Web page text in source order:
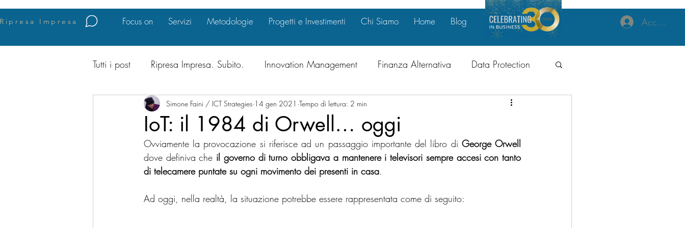
Ripresa Impresa Focus on Servizi Metodologie Progetti e Investimenti Chi Siamo Home Blog Accedi
Tutti i post Ripresa Impresa. Subito. Innovation Management Finanza Alternativa Data Protection
Business Intelligence Legal & Compliance Marketing Strategy
Risk Management Corporate Governance Investimenti Crescita Intelligente
IoT: il 1984 di Orwell… oggi
Simone Faini / ICT Strategies 14 gen 2021 Tempo di lettura: 2 min
Ovviamente la provocazione si riferisce ad un passaggio importante del libro di
dove definiva che il governo di turno obbligava a mantenere i televisori sempre accesi con tanto
di telecamere puntate su ogni movimento dei presenti in casa.
Ad oggi, nella realtà, la situazione potrebbe essere rappresentata come di seguito: